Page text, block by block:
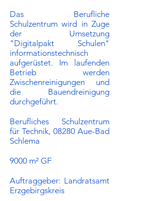
Das Berufliche
Schulzentrum wird in Zuge
der Umsetzung
"Digitalpakt Schulen"
informationstechnisch
aufgerüstet. Im laufenden
Betrieb werden
Zwischenreinigungen und
die Bauendreinigung
durchgeführt.
Berufliches Schulzentrum
für Technik, 08280 Aue-Bad
Schlema
9000 m² GF
Auftraggeber:​ Landratsamt
Erzgebirgskreis